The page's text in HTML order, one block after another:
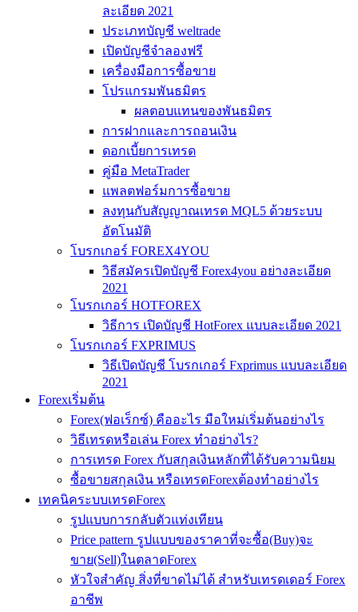
ละเอียด 2021
ประเภทบัญชี weltrade
เปิดบัญชีจำลองฟรี
เครื่องมือการซื้อขาย
โปรแกรมพันธมิตร
ผลตอบแทนของพันธมิตร
การฝากและการถอนเงิน
ดอกเบี้ยการเทรด
คู่มือ MetaTrader
แพลตฟอร์มการซื้อขาย
ลงทุนกับสัญญาณเทรด MQL5 ด้วยระบบ
อัตโนมัติ
โบรกเกอร์ FOREX4YOU
วิธีสมัครเปิดบัญชี Forex4you อย่างละเอียด
2021
โบรกเกอร์ HOTFOREX
วิธีการ เปิดบัญชี HotForex แบบละเอียด 2021
โบรกเกอร์ FXPRIMUS
วิธีเปิดบัญชี โบรกเกอร์ Fxprimus แบบละเอียด
2021
Forexเริ่มต้น
Forex(ฟอเร็กซ์) คืออะไร มือใหม่เริ่มต้นอย่างไร
วิธีเทรดหรือเล่น Forex ทำอย่างไร?
การเทรด Forex กับสกุลเงินหลักที่ได้รับความนิยม
ซื้อขายสกุลเงิน หรือเทรดForexต้องทำอย่างไร
เทคนิคระบบเทรดForex
รูปแบบการกลับตัวแท่งเทียน
Price pattern รูปแบบของราคาที่จะซื้อ(Buy)จะ
ขาย(Sell)ในตลาดForex
หัวใจสำคัญ สิ่งที่ขาดไม่ได้ สำหรับเทรดเดอร์ Forex
อาชีพ